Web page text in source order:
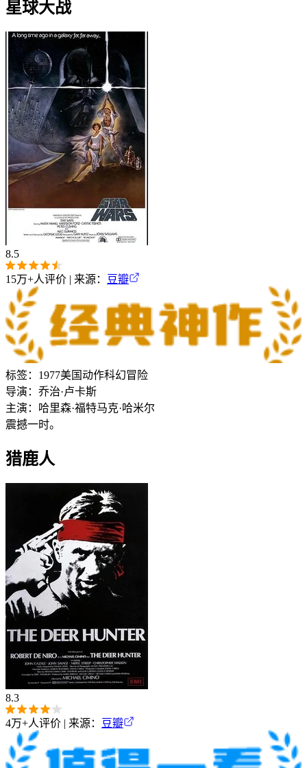
星球大战
8.5
15万+人评价 | 来源： 豆瓣
标签： 1977美国动作科幻冒险
导演： 乔治·卢卡斯
主演： 哈里森·福特马克·哈米尔
震撼一时。
猎鹿人
8.3
4万+人评价 | 来源： 豆瓣